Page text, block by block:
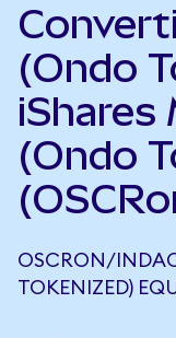
(Ondo
iShares
(Ondo
OSCRON/
TOKENIZED)